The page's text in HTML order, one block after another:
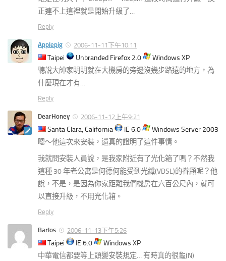
正連不上這裡就是開始升級了…
Reply
Applepig 2006-11-11下午10:11
Taipei Unbranded Firefox 2.0
Windows XP
聽說大帥家明明就在大機房的旁邊沒幾步路遠的地方，為
什麼現在才有…
Reply
DearHoney 2006-11-12上午9:21
Santa Clara, California IE 6.0
Windows Server 2003
嗯～他這次來安裝，還真的證明了這件事情。
我就問安裝人員說，是我家附近有了光化箱了嗎？不然我
這種 30 年老公寓是何德何能受到光纖(VDSL)的眷顧呢？他
說，不是，是因為你家距離我們機房在六百公尺內，就可
以直接升級，不用光化箱。
Reply
Barlos 2006-11-13下午5:26
Taipei IE 6.0
Windows XP
中華電信都要等上頭變安裝規定… 有時真的很龜(N)